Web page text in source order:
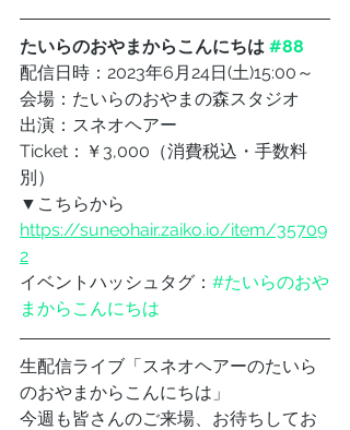
たいらのおやまからこんにちは #88
配信日時：2023年6月24日(土)15:00～
会場：たいらのおやまの森スタジオ
出演：スネオヘアー
Ticket：￥3,000（消費税込・手数料
別）
▼こちらから
https://suneohair.zaiko.io/item/35709
2
イベントハッシュタグ： #たいらのおや
まからこんにちは
生配信ライブ「スネオヘアーのたいら
のおやまからこんにちは」
今週も皆さんのご来場、お待ちしてお